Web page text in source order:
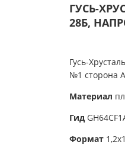
ГУСЬ-
28Б,
Гусь-
№1 сторона А
Материал
Гид
Формат